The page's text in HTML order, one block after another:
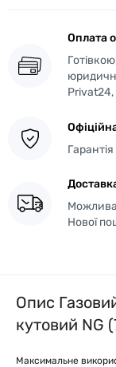
Оплата
Privat24,
Можлива
Нової
Опис
кутовий NG
Максимальне